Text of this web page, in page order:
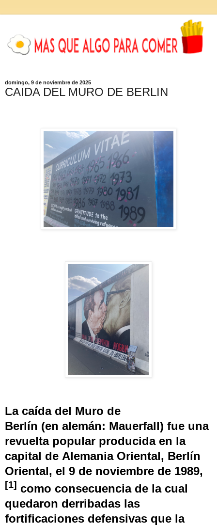
domingo, 9 de noviembre de 2025
CAIDA DEL MURO DE BERLIN
La caída del Muro de
Berlín (en alemán: Mauerfall) fue una
revuelta popular producida en la
capital de Alemania Oriental, Berlín
Oriental, el 9 de noviembre de 1989,
[1] ​ como consecuencia de la cual
quedaron derribadas las
fortificaciones defensivas que la